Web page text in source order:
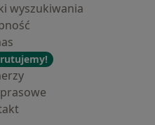
wyszukiwania